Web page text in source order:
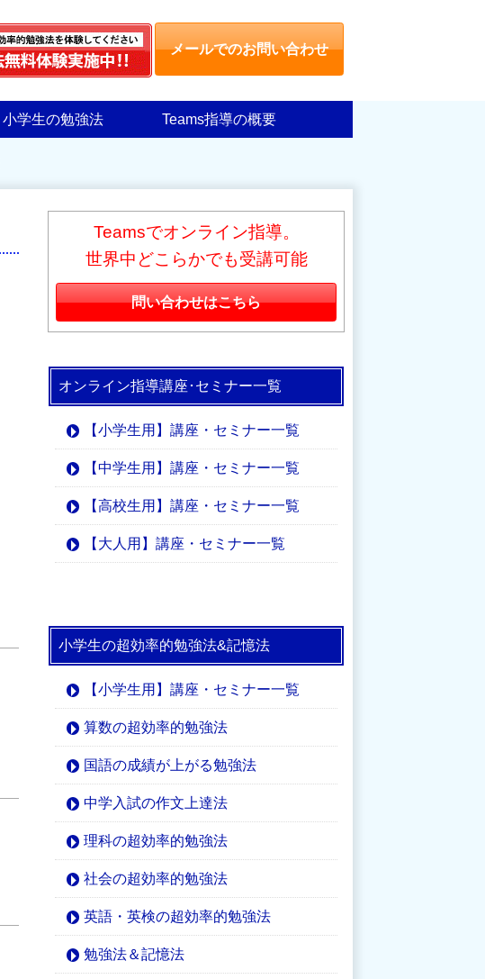
メールでのお問い合わせ
小学生の勉強法 Teams指導の概要
Teamsでオンライン指導。
世界中どこらかでも受講可能
問い合わせはこちら
オンライン指導講座･セミナー一覧
【小学生用】講座・セミナー一覧
【中学生用】講座・セミナー一覧
【高校生用】講座・セミナー一覧
【大人用】講座・セミナー一覧
小学生の超効率的勉強法&記憶法
【小学生用】講座・セミナー一覧
算数の超効率的勉強法
国語の成績が上がる勉強法
中学入試の作文上達法
理科の超効率的勉強法
社会の超効率的勉強法
英語・英検の超効率的勉強法
勉強法＆記憶法